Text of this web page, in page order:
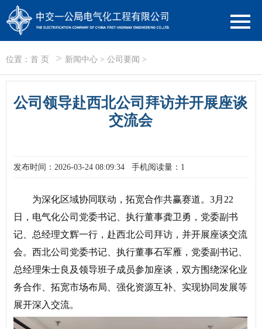
位置： 首 页 > 新闻中心 > 公司要闻 >
公司领导赴西北公司拜访并开展座谈
交流会
发布时间：2026-03-24 08:09:34 手机阅读量：1
为深化区域协同联动，拓宽合作共赢赛道。3月22
日，电气化公司党委书记、执行董事龚卫勇，党委副书
记、总经理文辉一行，赴西北公司拜访，并开展座谈交流
会。西北公司党委书记、执行董事石军雁，党委副书记、
总经理朱士良及领导班子成员参加座谈，双方围绕深化业
务合作、拓宽市场布局、强化资源互补、实现协同发展等
展开深入交流。